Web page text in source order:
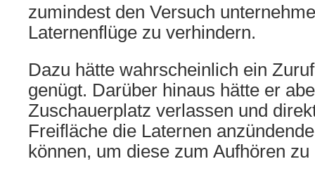
zumindest den Versuch
Laternenflüge zu verhindern.
Dazu hätte wahrscheinlich ein
genügt. Darüber hinaus hätte er
Zuschauerplatz verlassen und
Freifläche die Laternen
können, um diese zum Aufhören